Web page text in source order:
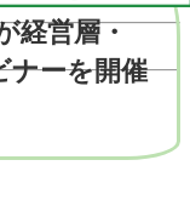
経営層・
ナーを開催